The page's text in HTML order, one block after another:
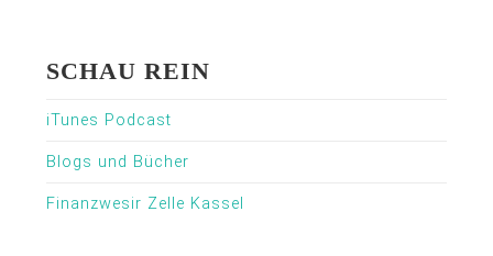
SCHAU REIN
iTunes Podcast
Blogs und Bücher
Finanzwesir Zelle Kassel